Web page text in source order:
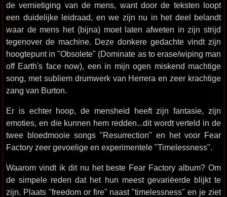
de vernietiging van de mens, want door de teksten loopt
een duidelijke leidraad, en we zijn nu in het deel belandt
waar de mens het (bijna) moet laten afweten in zijn strijd
tegenover de machine. Deze donkere gedachte vindt zijn
hoogtepunt in "Obsolete" (Dominate as to erase/wiping man
off Earth's face now), een in mijn ogen miskend machtige
song, met subliem drumwerk van Herrera en zeer krachtige
zang van Burton.
Er is echter hoop, de mensheid heeft zijn fantasie, zijn
emoties, en die kunnen hem redden...dit wordt verteld in de
twee bloedmooie songs "Resurrection" en het voor Fear
Factory zeer gevoelige en experimentele "Timelessness".
Waarom vindt ik dit nu het beste Fear Factory album? Om
de simpele reden dat het hun meest gevariëerde blijkt te
zijn. Plaats "freedom or fire" naast "timelessness" en je ziet